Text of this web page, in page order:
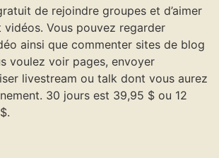
de rejoindre groupes et d’aimer
Vous pouvez regarder
ainsi que commenter sites de blog
voulez voir pages, envoyer
livestream ou talk dont vous aurez
30 jours est 39,95 $ ou 12